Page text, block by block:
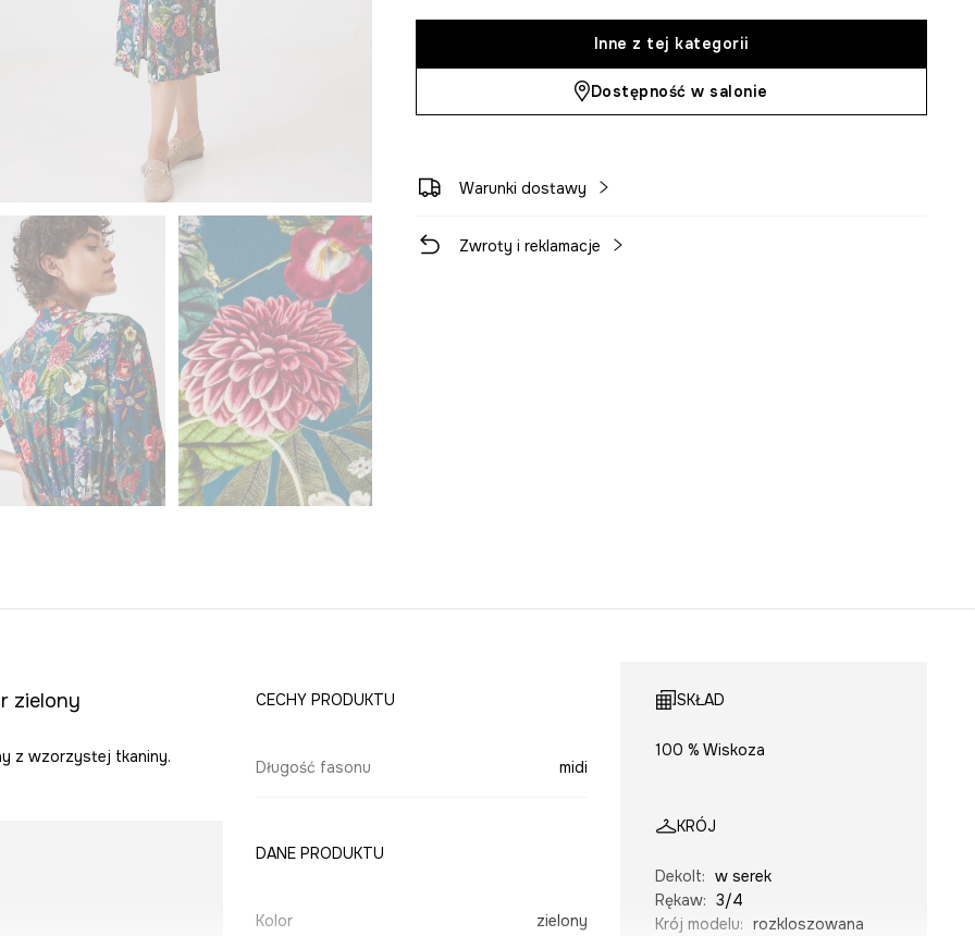
Inne z tej kategorii
Dostępność w salonie
Warunki dostawy
Zwroty i reklamacje
zielony
z wzorzystej tkaniny.
CECHY PRODUKTU
Długość fasonu midi
DANE PRODUKTU
Kolor zielony
SKŁAD
100 % Wiskoza
KRÓJ
Dekolt: w serek
Rękaw: 3/4
Krój modelu: rozkloszowana